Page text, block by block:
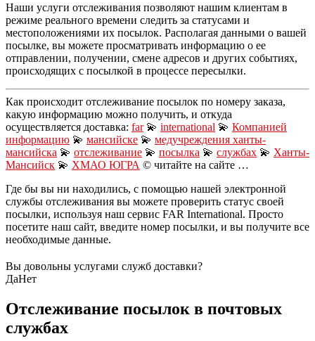
Наши услуги отслеживания позволяют нашим клиентам в
режиме реального времени следить за статусами и
местоположениями их посылок. Располагая данными о вашей
посылке, вы можете просматривать информацию о ее
отправлении, получении, смене адресов и других событиях,
происходящих с посылкой в процессе пересылки.
Как происходит отслеживание посылок по номеру заказа,
какую информацию можно получить, и откуда
осуществляется доставка: far💫 international 💫 Компанией
информацию 💫 мансийске 💫 медучреждения ханты-
мансийска 💫 отслеживание 💫 посылка 💫 службах 💫 Ханты-
Мансийск 💫 ХМАО ЮГРА © читайте на сайте …
Где бы вы ни находились, с помощью нашей электронной
службы отслеживания вы можете проверить статус своей
посылки, используя наш сервис FAR International. Просто
посетите наш сайт, введите номер посылки, и вы получите все
необходимые данные.
Вы довольны услугами служб доставки?
ДаНет
Отслеживание посылок в почтовых
службах